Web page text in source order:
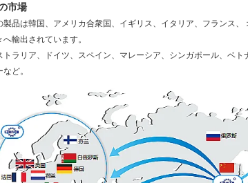
市場
製品は韓国、アメリカ合衆国、イギリス、イタリア、フランス、
へ輸出されています。
トラリア、ドイツ、スペイン、マレーシア、シンガポール、ベト
など。